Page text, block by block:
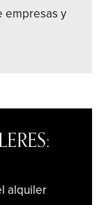
empresas y
alquiler